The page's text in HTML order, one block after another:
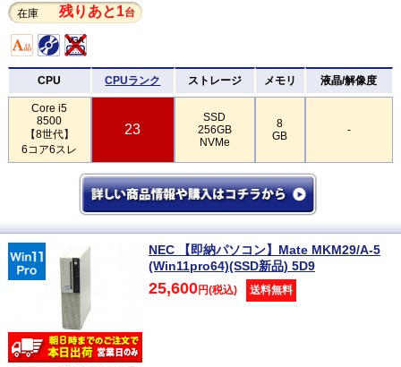
在庫 残りあと1台
CPU CPUランク ストレージ メモリ 液晶/解像度
Core i5
8500
【8世代】
6コア6スレ
23
SSD
256GB
NVMe
8
GB
-
NEC 【即納パソコン】Mate MKM29/A-5
(Win11pro64)(SSD新品) 5D9
25,600円(税込) 送料無料